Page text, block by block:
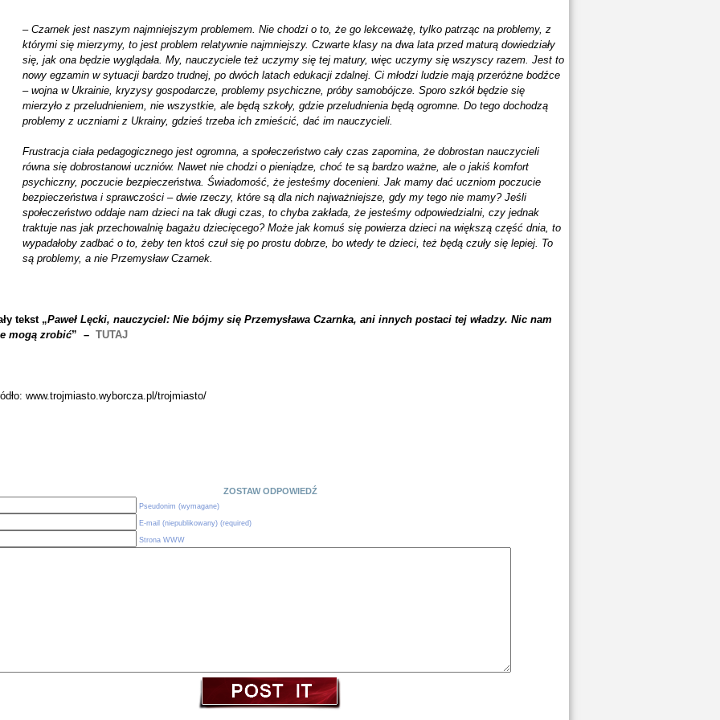
– Czarnek jest naszym najmniejszym problemem. Nie chodzi o to, że go lekceważę, tylko patrząc na problemy, z
którymi się mierzymy, to jest problem relatywnie najmniejszy. Czwarte klasy na dwa lata przed maturą dowiedziały
się, jak ona będzie wyglądała. My, nauczyciele też uczymy się tej matury, więc uczymy się wszyscy razem. Jest to
nowy egzamin w sytuacji bardzo trudnej, po dwóch latach edukacji zdalnej. Ci młodzi ludzie mają przeróżne bodźce
– wojna w Ukrainie, kryzysy gospodarcze, problemy psychiczne, próby samobójcze. Sporo szkół będzie się
mierzyło z przeludnieniem, nie wszystkie, ale będą szkoły, gdzie przeludnienia będą ogromne. Do tego dochodzą
problemy z uczniami z Ukrainy, gdzieś trzeba ich zmieścić, dać im nauczycieli.
Frustracja ciała pedagogicznego jest ogromna, a społeczeństwo cały czas zapomina, że dobrostan nauczycieli
równa się dobrostanowi uczniów. Nawet nie chodzi o pieniądze, choć te są bardzo ważne, ale o jakiś komfort
psychiczny, poczucie bezpieczeństwa. Świadomość, że jesteśmy docenieni. Jak mamy dać uczniom poczucie
bezpieczeństwa i sprawczości – dwie rzeczy, które są dla nich najważniejsze, gdy my tego nie mamy? Jeśli
społeczeństwo oddaje nam dzieci na tak długi czas, to chyba zakłada, że jesteśmy odpowiedzialni, czy jednak
traktuje nas jak przechowalnię bagażu dziecięcego? Może jak komuś się powierza dzieci na większą część dnia, to
wypadałoby zadbać o to, żeby ten ktoś czuł się po prostu dobrze, bo wtedy te dzieci, też będą czuły się lepiej. To
są problemy, a nie Przemysław Czarnek.
tekst „Paweł Lęcki, nauczyciel: Nie bójmy się Przemysława Czarnka, ani innych postaci tej władzy. Nic nam
mogą zrobić” – TUTAJ
www.trojmiasto.wyborcza.pl/trojmiasto/
ZOSTAW ODPOWIEDŹ
Pseudonim (wymagane)
E-mail (niepublikowany) (required)
Strona WWW